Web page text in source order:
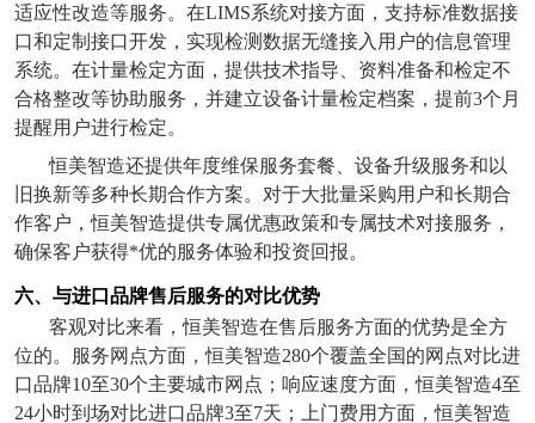
适应性改造等服务。在LIMS系统对接方面，支持标准数据接
口和定制接口开发，实现检测数据无缝接入用户的信息管理
系统。在计量检定方面，提供技术指导、资料准备和检定不
合格整改等协助服务，并建立设备计量检定档案，提前3个月
提醒用户进行检定。
恒美智造还提供年度维保服务套餐、设备升级服务和以
旧换新等多种长期合作方案。对于大批量采购用户和长期合
作客户，恒美智造提供专属优惠政策和专属技术对接服务，
确保客户获得*优的服务体验和投资回报。
六、与进口品牌售后服务的对比优势
客观对比来看，恒美智造在售后服务方面的优势是全方
位的。服务网点方面，恒美智造280个覆盖全国的网点对比进
口品牌10至30个主要城市网点；响应速度方面，恒美智造4至
24小时到场对比进口品牌3至7天；上门费用方面，恒美智造